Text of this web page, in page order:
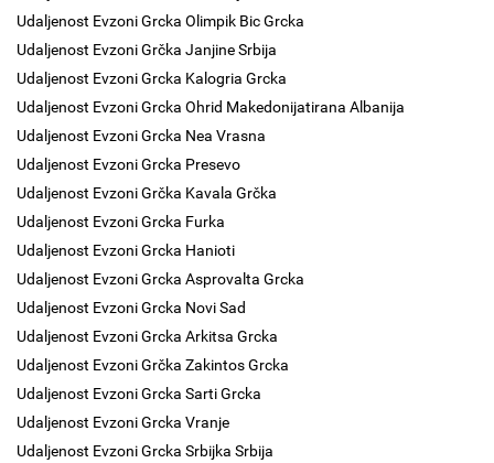
Udaljenost Evzoni Grcka Olimpik Bic Grcka
Udaljenost Evzoni Grčka Janjine Srbija
Udaljenost Evzoni Grcka Kalogria Grcka
Udaljenost Evzoni Grcka Ohrid Makedonijatirana Albanija
Udaljenost Evzoni Grcka Nea Vrasna
Udaljenost Evzoni Grcka Presevo
Udaljenost Evzoni Grčka Kavala Grčka
Udaljenost Evzoni Grcka Furka
Udaljenost Evzoni Grcka Hanioti
Udaljenost Evzoni Grcka Asprovalta Grcka
Udaljenost Evzoni Grcka Novi Sad
Udaljenost Evzoni Grcka Arkitsa Grcka
Udaljenost Evzoni Grčka Zakintos Grcka
Udaljenost Evzoni Grcka Sarti Grcka
Udaljenost Evzoni Grcka Vranje
Udaljenost Evzoni Grcka Srbijka Srbija